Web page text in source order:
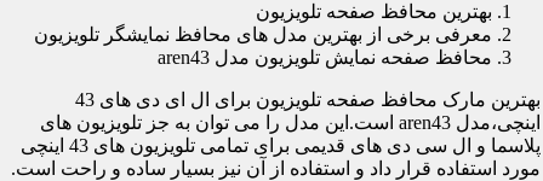
بهترین محافظ صفحه تلویزیون
معرفی برخی از بهترین مدل های محافظ نمایشگر تلویزیون
محافظ صفحه نمایش تلویزیون مدل aren43
بهترین مارک محافظ صفحه تلویزیون برای ال ای دی های 43
اینچی،مدل aren43 است.این مدل را می توان به جز تلویزیون های
پلاسما و ال سی دی های قدیمی برای تمامی تلویزیون های 43 اینچی
مورد استفاده قرار داد و استفاده از آن نیز بسیار ساده و راحت است.